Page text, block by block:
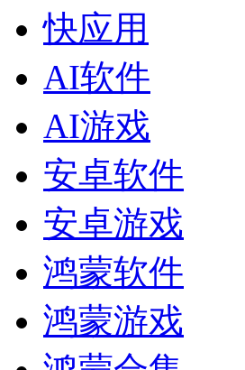
快应用
AI软件
AI游戏
安卓软件
安卓游戏
鸿蒙软件
鸿蒙游戏